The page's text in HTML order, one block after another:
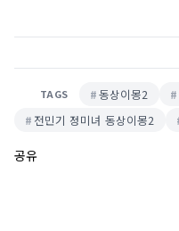
TAGS 동상이몽2
전민기 정미녀 동상이몽2
공유